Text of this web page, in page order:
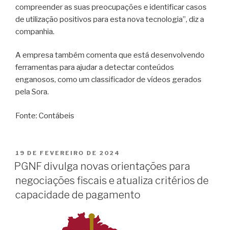
compreender as suas preocupações e identificar casos
de utilização positivos para esta nova tecnologia”, diz a
companhia.
A empresa também comenta que está desenvolvendo
ferramentas para ajudar a detectar conteúdos
enganosos, como um classificador de vídeos gerados
pela Sora.
Fonte: Contábeis
19 DE FEVEREIRO DE 2024
PGNF divulga novas orientações para
negociações fiscais e atualiza critérios de
capacidade de pagamento